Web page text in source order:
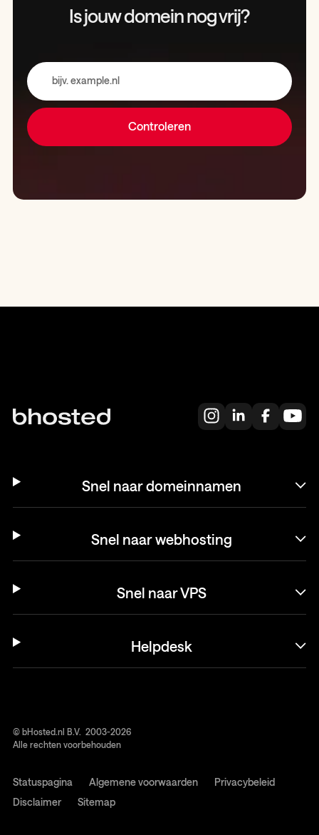
Is jouw domeinnog vrij?
Snel naar domeinnamen
Snel naar webhosting
Snel naar VPS
Helpdesk
© bHosted.nl B.V. 2003-2026
Alle rechten voorbehouden
Statuspagina Algemene voorwaarden
Privacybeleid
Disclaimer
Sitemap